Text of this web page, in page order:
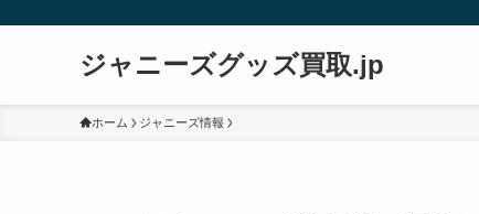
ジャニーズグッズ買取.jp
ホーム ジャニーズ情報